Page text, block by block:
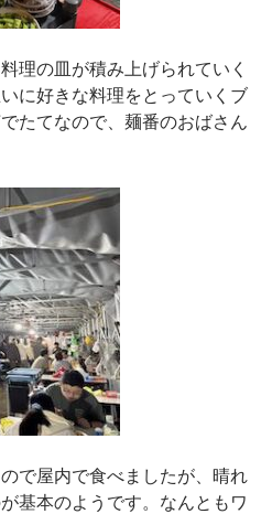
理の皿が積み上げられていく
に好きな料理をとっていくブ
たてなので、麺番のおばさん
で屋内で食べましたが、晴れ
基本のようです。なんともワ